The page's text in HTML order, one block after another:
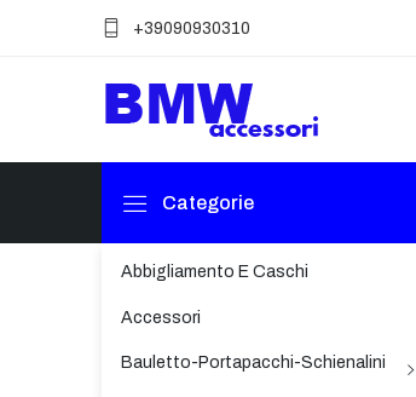
+39090930310
Categorie
Abbigliamento E Caschi
Accessori
Bauletto-Portapacchi-Schienalini